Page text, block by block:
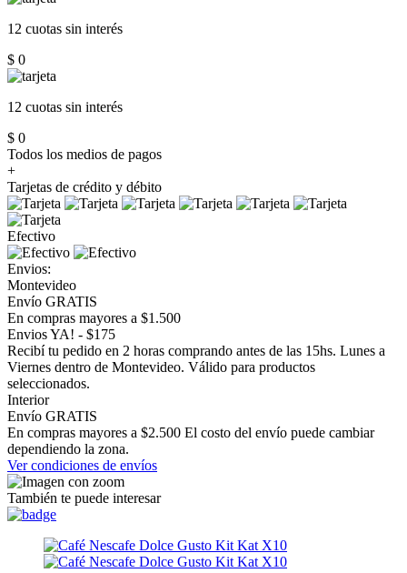
12 cuotas sin interés
$ 0
12 cuotas sin interés
$ 0
Todos los medios de pagos
+
Tarjetas de crédito y débito
Efectivo
Envios:
Montevideo
Envío GRATIS
En compras mayores a $1.500
Envios YA! - $175
Recibí tu pedido en 2 horas comprando antes de las 15hs. Lunes a
Viernes dentro de Montevideo. Válido para productos
seleccionados.
Interior
Envío GRATIS
En compras mayores a $2.500 El costo del envío puede cambiar
dependiendo la zona.
Ver condiciones de envíos
También te puede interesar